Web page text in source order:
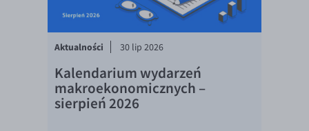
EUR/CNY
EUR/HKD
EUR/HUF
Aktualności 30 lip 2026
Kalendarium wydarzeń
makroekonomicznych –
sierpień 2026